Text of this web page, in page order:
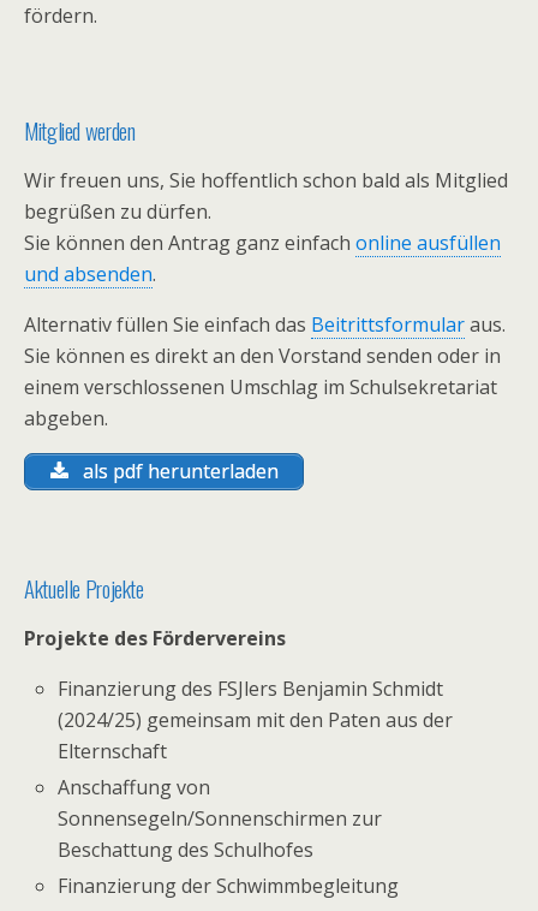
fördern.
Mitglied werden
Wir freuen uns, Sie hoffentlich schon bald als Mitglied
begrüßen zu dürfen.
Sie können den Antrag ganz einfach online ausfüllen
und absenden.
Alternativ füllen Sie einfach das Beitrittsformularaus.
Sie können es direkt an den Vorstand senden oder in
einem verschlossenen Umschlag im Schulsekretariat
abgeben.
als pdf herunterladen
Aktuelle Projekte
Projekte des Fördervereins
Finanzierung des FSJlers Benjamin Schmidt
(2024/25) gemeinsam mit den Paten aus der
Elternschaft
Anschaffung von
Sonnensegeln/Sonnenschirmen zur
Beschattung des Schulhofes
Finanzierung der Schwimmbegleitung